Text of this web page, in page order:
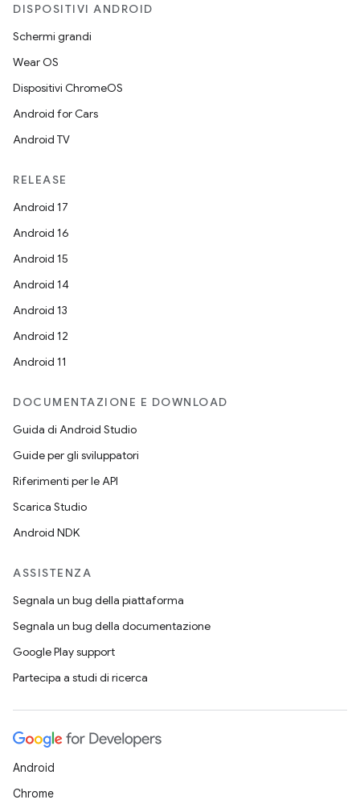
DISPOSITIVI ANDROID
Schermi grandi
Wear OS
Dispositivi ChromeOS
Android for Cars
Android TV
RELEASE
Android 17
Android 16
Android 15
Android 14
Android 13
Android 12
Android 11
DOCUMENTAZIONE E DOWNLOAD
Guida di Android Studio
Guide per gli sviluppatori
Riferimenti per le API
Scarica Studio
Android NDK
ASSISTENZA
Segnala un bug della piattaforma
Segnala un bug della documentazione
Google Play support
Partecipa a studi di ricerca
Android
Chrome